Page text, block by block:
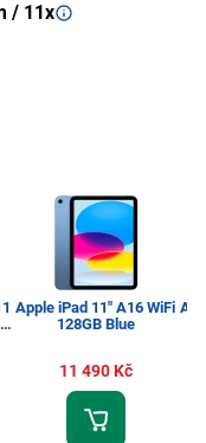
/ 11x
Apple iPad 11" A16 WiFi
128GB Blue
11 490 Kč